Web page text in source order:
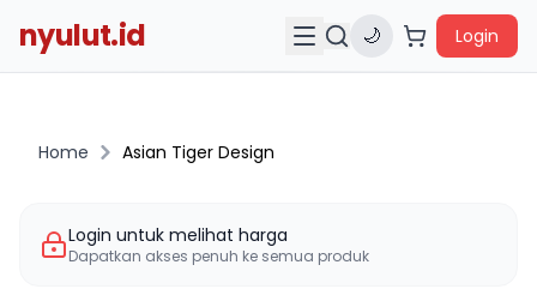
nyulut.id 🌙 Login
Home Asian Tiger Design
Login untuk melihat harga
Dapatkan akses penuh ke semua produk